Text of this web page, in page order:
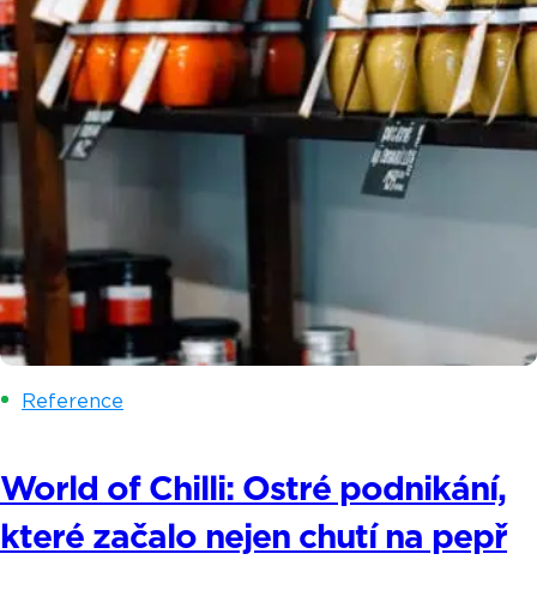
Reference
World of Chilli: Ostré podnikání,
které začalo nejen chutí na pepř